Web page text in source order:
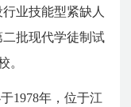
业技能型紧缺人
批现代学徒制试
。
1978年，位于江